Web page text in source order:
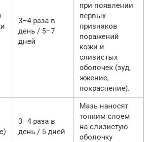
3–4 разa в
день / 5–7
дней
при появлении
первых
признаков
поражений
кожи и
слизистых
оболочек (зуд,
жжение,
покраснение).
3–4 разa в
день / 5 дней
Мазь наносят
тонким слоем
на слизистую
оболочку